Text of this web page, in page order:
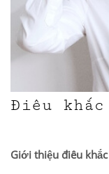
Điêu
Giới thiệu điêu